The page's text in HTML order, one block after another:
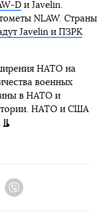
Dи Javelin.
NLAW. Страны
Javelin и ПЗРК
НАТО на
военных
в НАТО и
НАТО и США